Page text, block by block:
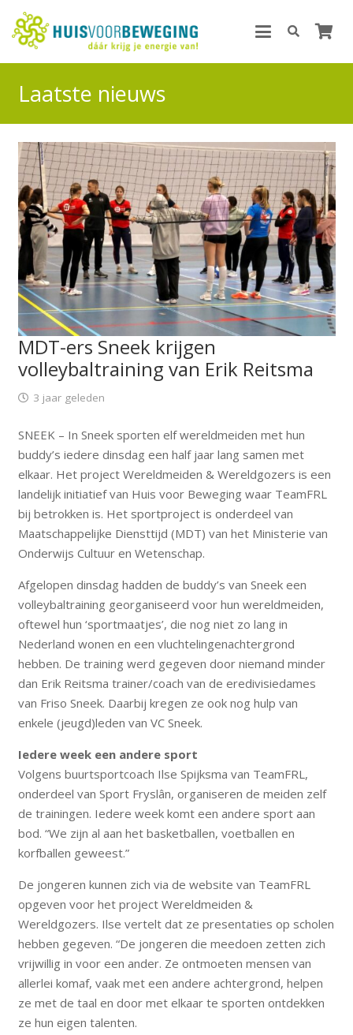
Laatste nieuws
MDT-ers Sneek krijgen
volleybaltraining van Erik Reitsma
3 jaar geleden
SNEEK – In Sneek sporten elf wereldmeiden met hun
buddy’s iedere dinsdag een half jaar lang samen met
elkaar. Het project Wereldmeiden & Wereldgozers is een
landelijk initiatief van Huis voor Beweging waar TeamFRL
bij betrokken is. Het sportproject is onderdeel van
Maatschappelijke Diensttijd (MDT) van het Ministerie van
Onderwijs Cultuur en Wetenschap.
Afgelopen dinsdag hadden de buddy’s van Sneek een
volleybaltraining georganiseerd voor hun wereldmeiden,
oftewel hun ‘sportmaatjes’, die nog niet zo lang in
Nederland wonen en een vluchtelingenachtergrond
hebben. De training werd gegeven door niemand minder
dan Erik Reitsma trainer/coach van de eredivisiedames
van Friso Sneek. Daarbij kregen ze ook nog hulp van
enkele (jeugd)leden van VC Sneek.
Iedere week een andere sport
Volgens buurtsportcoach Ilse Spijksma van TeamFRL,
onderdeel van Sport Fryslân, organiseren de meiden zelf
de trainingen. Iedere week komt een andere sport aan
bod. “We zijn al aan het basketballen, voetballen en
korfballen geweest.”
De jongeren kunnen zich via de website van TeamFRL
opgeven voor het project Wereldmeiden &
Wereldgozers. Ilse vertelt dat ze presentaties op scholen
hebben gegeven. “De jongeren die meedoen zetten zich
vrijwillig in voor een ander. Ze ontmoeten mensen van
allerlei komaf, vaak met een andere achtergrond, helpen
ze met de taal en door met elkaar te sporten ontdekken
ze hun eigen talenten.